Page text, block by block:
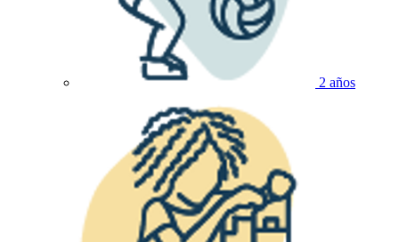
2 años